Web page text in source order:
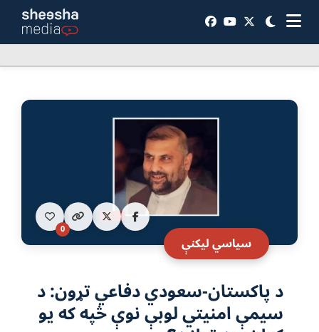
سياسي ليکنې
0
د پاکستان-سعودي دفاعي تړون: د
سیمې امنیتي لوبې نوې څپه که یو